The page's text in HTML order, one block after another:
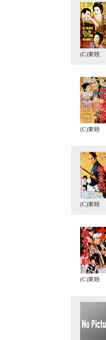
(C)東映
(C)東映
(C)東映
(C)東映